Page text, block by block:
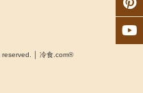
│ 冷食.com®